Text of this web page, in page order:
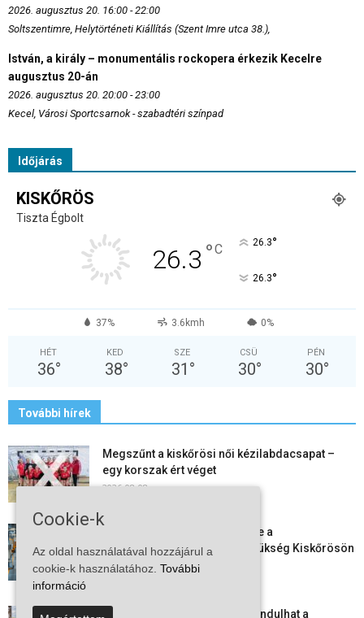
2026. augusztus 20. 16:00 - 22:00
Soltszentimre, Helytörténeti Kiállítás (Szent Imre utca 38.),
István, a király – monumentális rockopera érkezik Kecelre
augusztus 20-án
2026. augusztus 20. 20:00 - 23:00
Kecel, Városi Sportcsarnok - szabadtéri színpad
Időjárás
KISKŐRÖS
Tiszta Égbolt
26.3 °C 26.3°
26.3°
37% 3.6kmh 0%
HÉT
36°
KED
38°
SZE
31 °
CSÜ
30°
PÉN
30°
További hírek
Megszűnt a kiskőrösi női kézilabdacsapat –
egy korszak ért véget
2026-08-08
Aktuális állásajánlatok: ezekre a
munkavállalókra van most szükség Kiskőrösön
és a...
Vitézy Dávid: már ősszel újraindulhat a
Cookie-k
Az oldal használatával hozzájárul a
cookie-k használatához. További
információ